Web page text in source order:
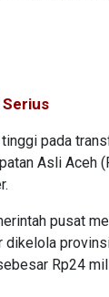
Serius
pada
Asli Aceh
pusat
dikelola
Rp24